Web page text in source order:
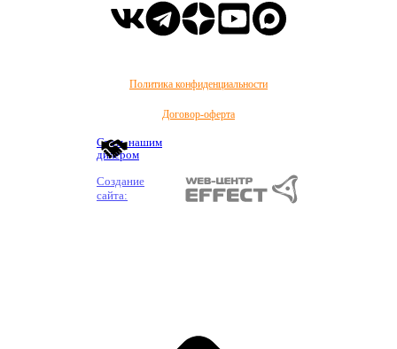
Политика конфиденциальности
Договор-оферта
Стать нашим
дилером
Создание
сайта: